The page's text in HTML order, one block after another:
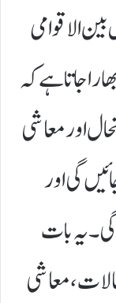
الاقوامی
جاتا ہے کہ
اور معاشی
گی اور
یہ بات
معاشی